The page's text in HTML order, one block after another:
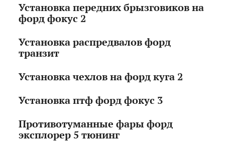
Установка передних брызговиков на
форд фокус 2
Установка распредвалов форд
транзит
Установка чехлов на форд куга 2
Установка птф форд фокус 3
Противотуманные фары форд
эксплорер 5 тюнинг